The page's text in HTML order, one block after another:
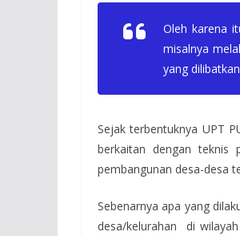
Oleh karena
misalnya
yang
Sejak terbentuknya UPT
berkaitan dengan teknis
pembangunan desa-desa
Sebenarnya apa yang
desa/kelurahan di